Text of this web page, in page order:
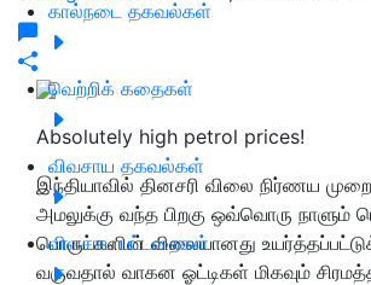
கால்நடை தகவல்கள்
வெற்றிக் கதைகள்
விவசாய தகவல்கள்
விவசாய பட்டறைகள்
Absolutely high petrol prices!
இந்தியாவில் தினசரி விலை நிர்ணய
அமலுக்கு வந்த பிறகு ஒவ்வொரு நாளும்
பொருட்களின் விலையானது
வருவதால் வாகன ஓட்டிகள் மிகவும்